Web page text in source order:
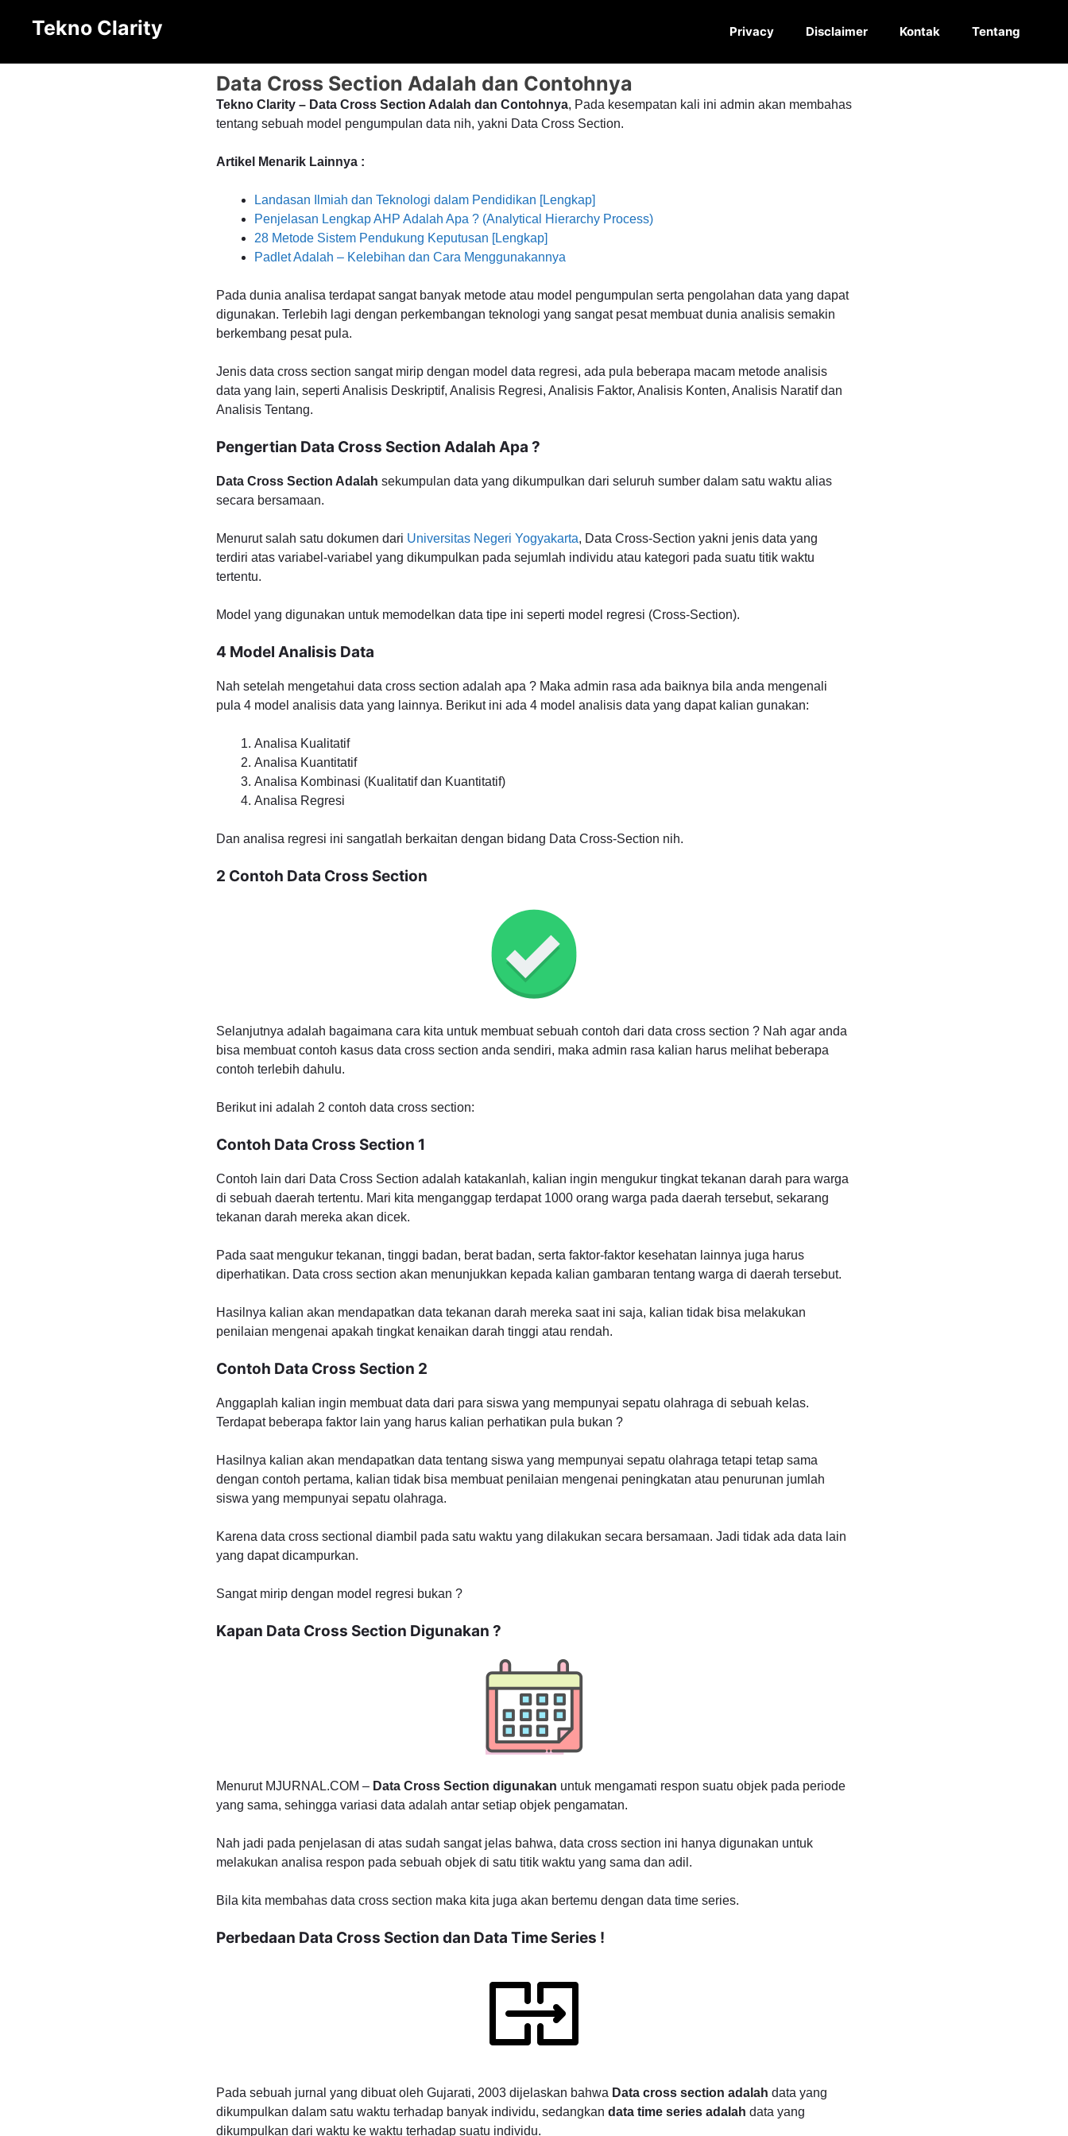
Tekno Clarity Privacy Disclaimer Kontak Tentang
Data Cross Section Adalah dan Contohnya
Tekno Clarity – Data Cross Section Adalah dan Contohnya, Pada kesempatan kali ini admin akan membahas
tentang sebuah model pengumpulan data nih, yakni Data Cross Section.
Artikel Menarik Lainnya :
Landasan Ilmiah dan Teknologi dalam Pendidikan [Lengkap]
Penjelasan Lengkap AHP Adalah Apa ? (Analytical Hierarchy Process)
28 Metode Sistem Pendukung Keputusan [Lengkap]
Padlet Adalah – Kelebihan dan Cara Menggunakannya
Pada dunia analisa terdapat sangat banyak metode atau model pengumpulan serta pengolahan data yang dapat
digunakan. Terlebih lagi dengan perkembangan teknologi yang sangat pesat membuat dunia analisis semakin
berkembang pesat pula.
Jenis data cross section sangat mirip dengan model data regresi, ada pula beberapa macam metode analisis
data yang lain, seperti Analisis Deskriptif, Analisis Regresi, Analisis Faktor, Analisis Konten, Analisis Naratif dan
Analisis Tentang.
Pengertian Data Cross Section Adalah Apa ?
Data Cross Section Adalah sekumpulan data yang dikumpulkan dari seluruh sumber dalam satu waktu alias
secara bersamaan.
Menurut salah satu dokumen dari Universitas Negeri Yogyakarta, Data Cross-Section yakni jenis data yang
terdiri atas variabel-variabel yang dikumpulkan pada sejumlah individu atau kategori pada suatu titik waktu
tertentu.
Model yang digunakan untuk memodelkan data tipe ini seperti model regresi (Cross-Section).
4 Model Analisis Data
Nah setelah mengetahui data cross section adalah apa ? Maka admin rasa ada baiknya bila anda mengenali
pula 4 model analisis data yang lainnya. Berikut ini ada 4 model analisis data yang dapat kalian gunakan:
Analisa Kualitatif
Analisa Kuantitatif
Analisa Kombinasi (Kualitatif dan Kuantitatif)
Analisa Regresi
Dan analisa regresi ini sangatlah berkaitan dengan bidang Data Cross-Section nih.
2 Contoh Data Cross Section
Selanjutnya adalah bagaimana cara kita untuk membuat sebuah contoh dari data cross section ? Nah agar anda
bisa membuat contoh kasus data cross section anda sendiri, maka admin rasa kalian harus melihat beberapa
contoh terlebih dahulu.
Berikut ini adalah 2 contoh data cross section:
Contoh Data Cross Section 1
Contoh lain dari Data Cross Section adalah katakanlah, kalian ingin mengukur tingkat tekanan darah para warga
di sebuah daerah tertentu. Mari kita menganggap terdapat 1000 orang warga pada daerah tersebut, sekarang
tekanan darah mereka akan dicek.
Pada saat mengukur tekanan, tinggi badan, berat badan, serta faktor-faktor kesehatan lainnya juga harus
diperhatikan. Data cross section akan menunjukkan kepada kalian gambaran tentang warga di daerah tersebut.
Hasilnya kalian akan mendapatkan data tekanan darah mereka saat ini saja, kalian tidak bisa melakukan
penilaian mengenai apakah tingkat kenaikan darah tinggi atau rendah.
Contoh Data Cross Section 2
Anggaplah kalian ingin membuat data dari para siswa yang mempunyai sepatu olahraga di sebuah kelas.
Terdapat beberapa faktor lain yang harus kalian perhatikan pula bukan ?
Hasilnya kalian akan mendapatkan data tentang siswa yang mempunyai sepatu olahraga tetapi tetap sama
dengan contoh pertama, kalian tidak bisa membuat penilaian mengenai peningkatan atau penurunan jumlah
siswa yang mempunyai sepatu olahraga.
Karena data cross sectional diambil pada satu waktu yang dilakukan secara bersamaan. Jadi tidak ada data lain
yang dapat dicampurkan.
Sangat mirip dengan model regresi bukan ?
Kapan Data Cross Section Digunakan ?
Menurut MJURNAL.COM – Data Cross Section digunakan untuk mengamati respon suatu objek pada periode
yang sama, sehingga variasi data adalah antar setiap objek pengamatan.
Nah jadi pada penjelasan di atas sudah sangat jelas bahwa, data cross section ini hanya digunakan untuk
melakukan analisa respon pada sebuah objek di satu titik waktu yang sama dan adil.
Bila kita membahas data cross section maka kita juga akan bertemu dengan data time series.
Perbedaan Data Cross Section dan Data Time Series !
Pada sebuah jurnal yang dibuat oleh Gujarati, 2003 dijelaskan bahwa Data cross section adalah data yang
dikumpulkan dalam satu waktu terhadap banyak individu, sedangkan data time series adalah data yang
dikumpulkan dari waktu ke waktu terhadap suatu individu.